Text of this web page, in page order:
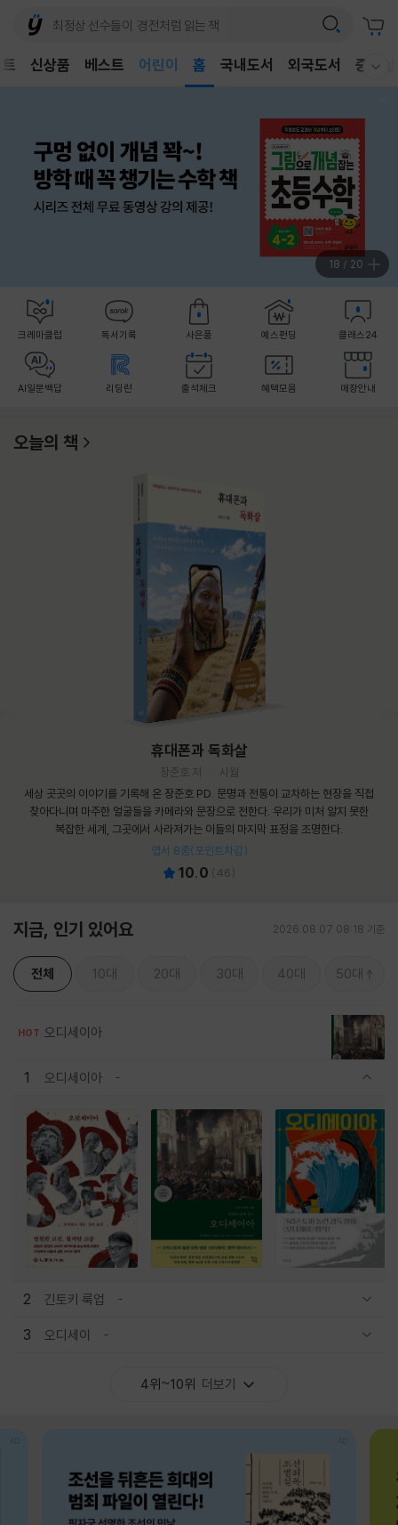
신상품 베스트
독후감
홈 국내도서 외국도서 중고샵
18 / 20
크레마클럽 독서기록 사은품 예스펀딩 클래스24
AI일문백답 리딩런 출석체크 혜택모음 매장안내
오늘의 책
휴대폰과 독화살
장준호 저
시월
세상 곳곳의 이야기를 기록해 온 장준호 PD. 문명과 전통이 교차하는 현장을 직접
찾아다니며 마주한 얼굴들을 카메라와 문장으로 전한다. 우리가 미처 알지 못한
복잡한 세계, 그곳에서 사라져가는 이들의 마지막 표정을 조명한다.
엽서 8종(포인트차감)
10.0 (46)
지금, 인기 있어요 2026.08.07 08:18 기준
전체 10대 20대 30대 40대 50대
HOT 오디세이아
1 오디세이아
2 긴토키 룩업
3 오디세이
4위~10위 더보기